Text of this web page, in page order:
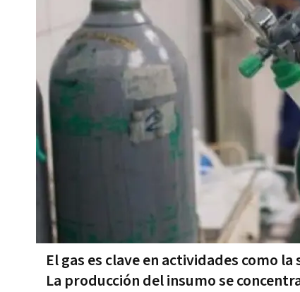
El gas es clave en actividades como
La producción del insumo se